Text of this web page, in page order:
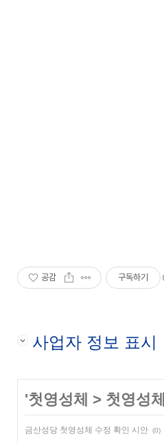
공감 구독하기
사업자 정보 표시
'첫영성체 > 첫영성
금산성당 첫영성체 수정 확인 시안 (0)